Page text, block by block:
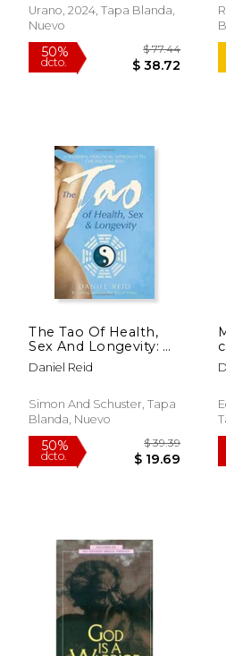
6%
dcto. $ 29.13
Urano, 2024, Tapa Blanda,
Nuevo
The Tao Of Health,
Sex And Longevity: A
Modern Practical
Approach to the
Daniel Reid
Simon And Schuster, Tapa
Blanda, Nuevo